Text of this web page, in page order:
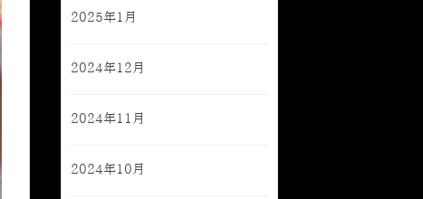
2025年1月
2024年12月
2024年11月
2024年10月